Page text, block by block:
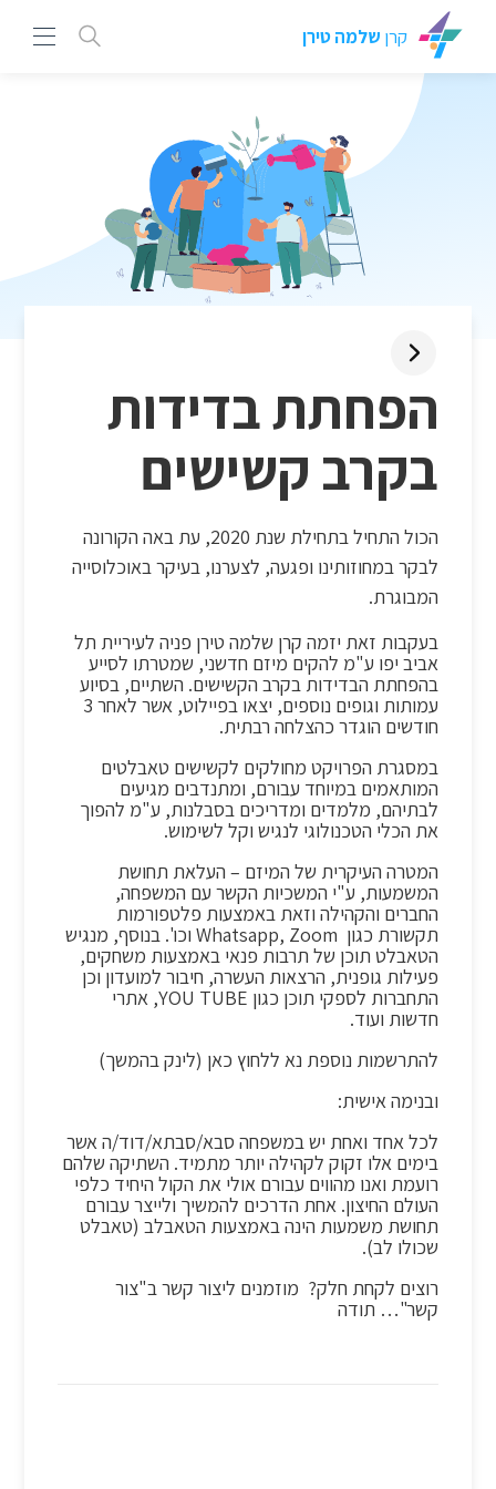
קרן שלמה טירן
הפחתת בדידות
בקרב קשישים
הכול התחיל בתחילת שנת 2020, עת באה הקורונה
לבקר במחוזותינו ופגעה, לצערנו, בעיקר באוכלוסייה
המבוגרת.
בעקבות זאת יזמה קרן שלמה טירן פניה לעיריית תל
אביב יפו ע"מ להקים מיזם חדשני, שמטרתו לסייע
בהפחתת הבדידות בקרב הקשישים. השתיים, בסיוע
עמותות וגופים נוספים, יצאו בפיילוט, אשר לאחר 3
חודשים הוגדר כהצלחה רבתית.
במסגרת הפרויקט מחולקים לקשישים טאבלטים
המותאמים במיוחד עבורם, ומתנדבים מגיעים
לבתיהם, מלמדים ומדריכים בסבלנות, ע"מ להפוך
את הכלי הטכנולוגי לנגיש וקל לשימוש.
המטרה העיקרית של המיזם – העלאת תחושת
המשמעות, ע"י המשכיות הקשר עם המשפחה,
החברים והקהילה וזאת באמצעות פלטפורמות
תקשורת כגון Whatsapp, Zoom וכו'. בנוסף, מנגיש
הטאבלט תוכן של תרבות פנאי באמצעות משחקים,
פעילות גופנית, הרצאות העשרה, חיבור למועדון וכן
התחברות לספקי תוכן כגון YOU TUBE, אתרי
חדשות ועוד.
להתרשמות נוספת נא ללחוץ כאן (לינק בהמשך)
ובנימה אישית:
לכל אחד ואחת יש במשפחה סבא/סבתא/דוד/ה אשר
בימים אלו זקוק לקהילה יותר מתמיד. השתיקה שלהם
רועמת ואנו מהווים עבורם אולי את הקול היחיד כלפי
העולם החיצון. אחת הדרכים להמשיך ולייצר עבורם
תחושת משמעות הינה באמצעות הטאבלב (טאבלט
שכולו לב).
רוצים לקחת חלק? מוזמנים ליצור קשר ב"צור
קשר"… תודה